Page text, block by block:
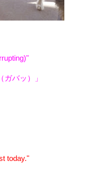
ガバッ）」
today."